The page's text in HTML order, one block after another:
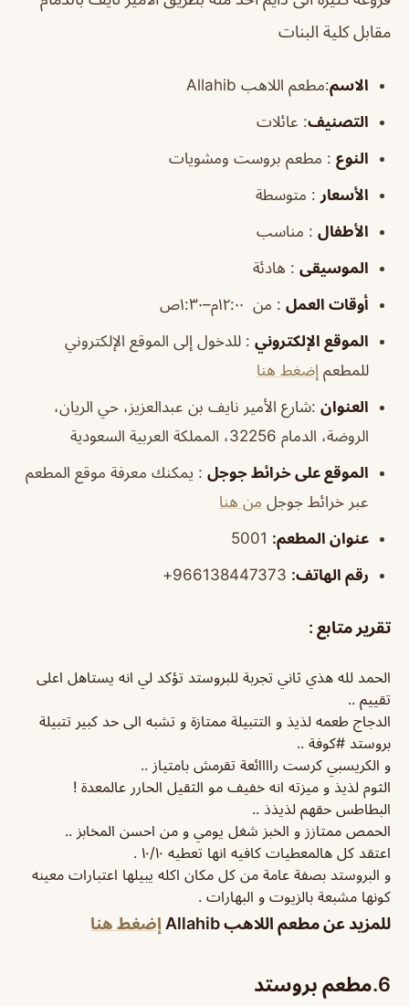
مقابل كلية البنات
الاسم:مطعم اللاهب Allahib
التصنيف: عائلات
النوع : مطعم بروست ومشويات
الأسعار : متوسطة
الأطفال : مناسب
الموسيقى : هادئة
أوقات العمل : من ١٢:٠٠م–١:٣٠ص
الموقع الإلكتروني : للدخول إلى الموقع الإلكتروني
للمطعم إضغط هنا
العنوان :شارع الأمير نايف بن عبدالعزيز، حي الريان،
الروضة، الدمام 32256، المملكة العربية السعودية
الموقع على خرائط جوجل : يمكنك معرفة موقع المطعم
عبر خرائط جوجل من هنا
عنوان المطعم:
رقم الهاتف:
تقرير متابع :
الحمد لله هذي ثاني تجربة للبروستد تؤكد لي انه يستاهل اعلى
تقييم ..
الدجاج طعمه لذيذ و التتبيلة ممتازة و تشبه الى حد كبير تتبيلة
بروستد #كوفة ..
و الكريسبي كرست راااائعة تقرمش بامتياز ..
الثوم لذيذ و ميزته انه خفيف مو الثقيل الحارر عالمعدة !
البطاطس حقهم لذيذذ ..
الحمص ممتازز و الخبز شغل يومي و من احسن المخابز ..
اعتقد كل هالمعطيات كافيه انها تعطيه ١٠/١٠ .
و البروستد بصفة عامة من كل مكان اكله يبيلها اعتبارات معينه
كونها مشبعة بالزيوت و البهارات .
للمزيد عن مطعم اللاهب Allahib إضغط هنا
6. مطعم بروستد